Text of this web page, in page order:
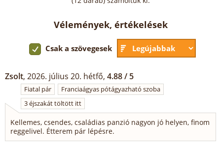
Vélemények, értékelések
Csak a szövegesek
Zsolt, 2026. július 20. hétfő, 4.88 / 5
Fiatal pár
Franciaágyas pótágyazható szoba
3 éjszakát töltött itt
Kellemes, csendes, családias panzió nagyon jó helyen, finom
reggelivel. Étterem pár lépésre.